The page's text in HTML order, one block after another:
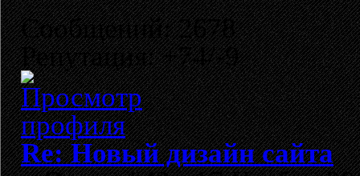
Сообщений: 2678
Репутация: +74/-9
Re: Новый дизайн сайта